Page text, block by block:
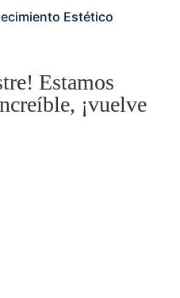
Estético
Estamos
¡vuelve